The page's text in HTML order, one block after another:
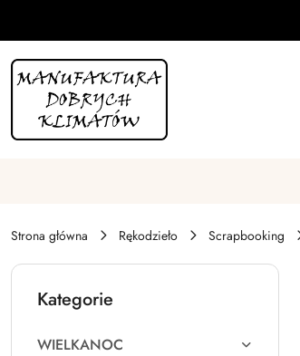
Strona główna Rękodzieło Scrapbooking
Kategorie
WIELKANOC